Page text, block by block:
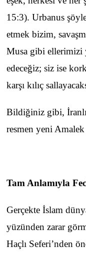
15:3). Urbanus
etmek bizim,
Musa gibi ellerimizi
edeceğiz; siz ise
karşı kılıç
Bildiğiniz gibi,
resmen yeni
Tam Anlamıyla
Gerçekte İslam
yüzünden zarar
Haçlı Seferi’nden